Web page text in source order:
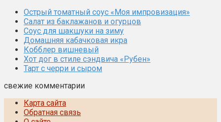
Острый томатный соус «Моя импровизация»
Салат из баклажанов и огурцов
Соус для шакшуки на зиму
Домашняя кабачковая икра
Кобблер вишневый
Хот дог в стиле сэндвича «Рубен»
Тарт с черри и сыром
свежие комментарии
Карта сайта
Обратная связь